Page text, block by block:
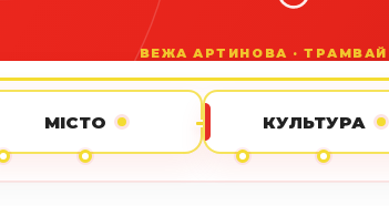
МІСТО КУЛЬТУРА